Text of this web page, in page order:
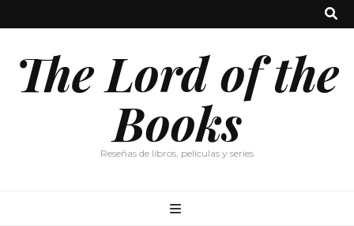
The Lord of the
Books
Reseñas de libros, películas y series